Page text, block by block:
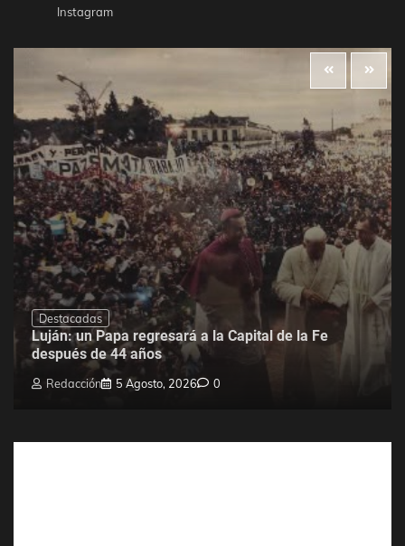
Instagram
Destacadas
Luján: un Papa regresará a la Capital de la Fe
después de 44 años
Redacción 5 Agosto, 2026 0